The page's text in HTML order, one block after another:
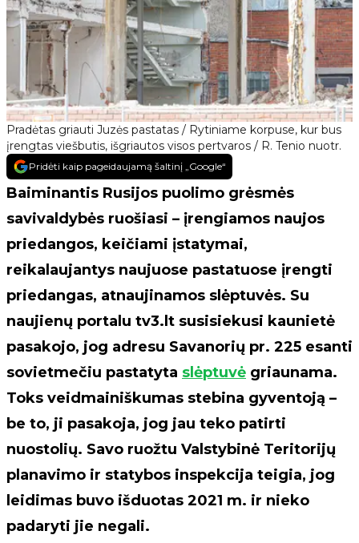
Pradėtas griauti Juzės pastatas / Rytiniame korpuse, kur bus
įrengtas viešbutis, išgriautos visos pertvaros / R. Tenio nuotr.
Pridėti kaip pageidaujamą šaltinį „Google“
Baiminantis Rusijos puolimo grėsmės
savivaldybės ruošiasi – įrengiamos naujos
priedangos, keičiami įstatymai,
reikalaujantys naujuose pastatuose įrengti
priedangas, atnaujinamos slėptuvės. Su
naujienų portalu tv3.lt susisiekusi kaunietė
pasakojo, jog adresu Savanorių pr. 225 esanti
sovietmečiu pastatyta slėptuvė griaunama.
Toks veidmainiškumas stebina gyventoją –
be to, ji pasakoja, jog jau teko patirti
nuostolių. Savo ruožtu Valstybinė Teritorijų
planavimo ir statybos inspekcija teigia, jog
leidimas buvo išduotas 2021 m. ir nieko
padaryti jie negali.